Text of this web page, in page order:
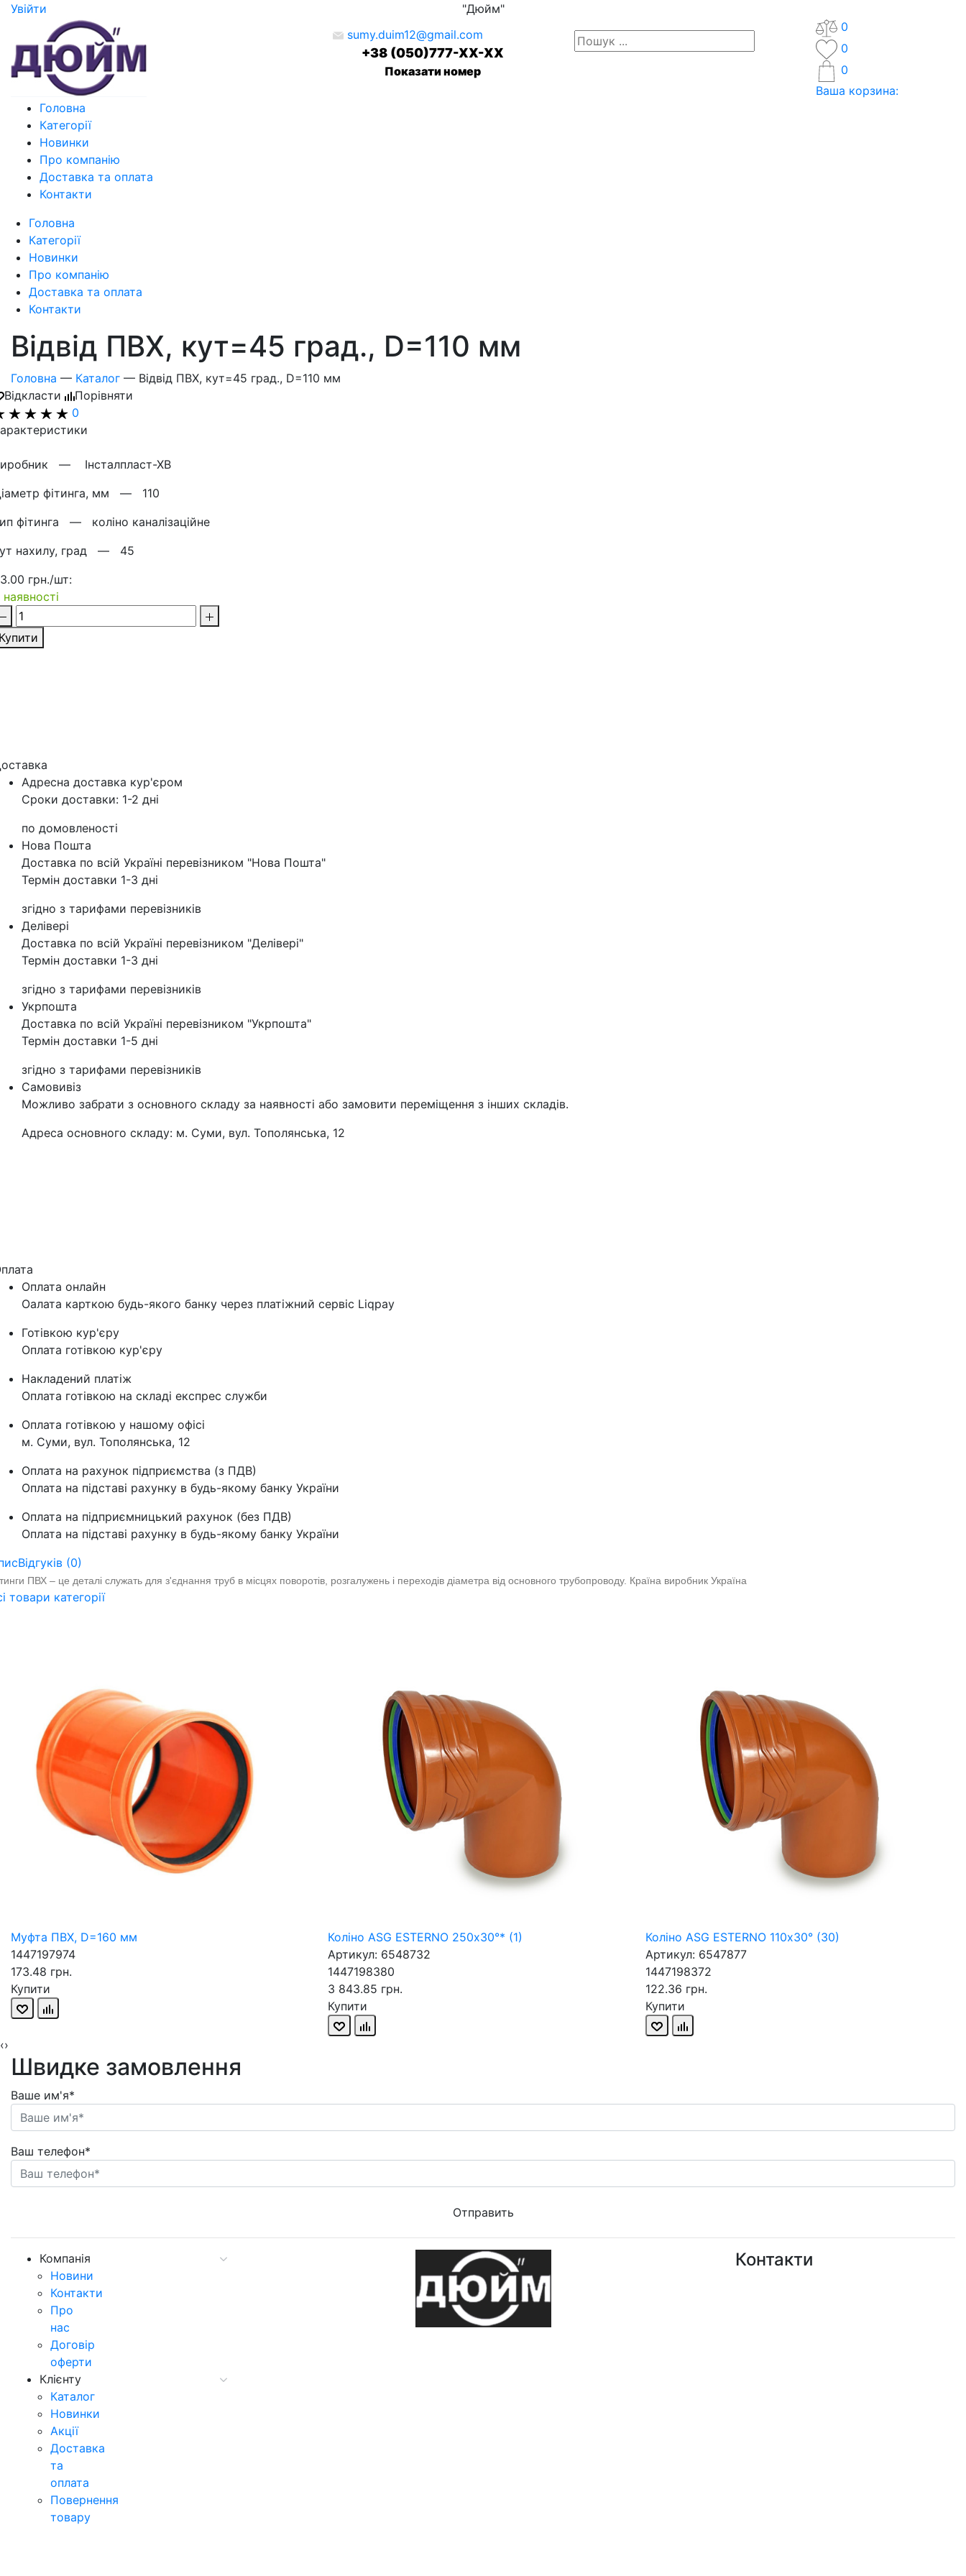
Увiйти
"Дюйм"
sumy.duim12@gmail.com
+38 (050)777-XX-XX
Показати номер
0
0
0
Ваша корзина:
Головна
Категорії
Новинки
Про компанію
Доставка та оплата
Контакти
Головна
Категорії
Новинки
Про компанію
Доставка та оплата
Контакти
Відвід ПВХ, кут=45 град., D=110 мм
Головна — Каталог — Відвід ПВХ, кут=45 град., D=110 мм
Відкласти
Порівняти
0
—
Інсталпласт-ХВ
фітинга, мм — 110
фітинга — коліно каналізаційне
нахилу, град — 45
грн./шт:
Адресна доставка кур'‎єром
Сроки доставки: 1-2 дні
по домовленості
Нова Пошта
Доставка по всій Україні перевізником "Нова Пошта"
Термін доставки 1-3 дні
згідно з тарифами перевізників
Делівері
Доставка по всій Україні перевізником "Делівері"
Термін доставки 1-3 дні
згідно з тарифами перевізників
Укрпошта
Доставка по всій Україні перевізником "Укрпошта"
Термін доставки 1-5 дні
згідно з тарифами перевізників
Самовивіз
Можливо забрати з основного складу за наявності або замовити переміщення з інших складів.
Адреса основного складу: м. Суми, вул. Тополянська, 12
Оплата онлайн
Оалата карткою будь-якого банку через платіжний сервіс Liqpay
Готівкою кур'єру
Оплата готівкою кур'єру
Накладений платіж
Оплата готівкою на складі експрес служби
Оплата готівкою у нашому офісі
м. Суми, вул. Тополянська, 12
Оплата на рахунок підприємства (з ПДВ)
Оплата на підставі рахунку в будь-якому банку України
Оплата на підприємницький рахунок (без ПДВ)
Оплата на підставі рахунку в будь-якому банку України
Відгуків (0)
ПВХ – це деталі служать для з'єднання труб в місцях поворотів, розгалужень і переходів діаметра від основного трубопроводу. Країна виробник Україна
товари категорії
Муфта ПВХ, D=160 мм
1447197974
173.48 грн.
Купити
Коліно ASG ESTERNO 250х30°* (1)
Артикул: 6548732
1447198380
3 843.85 грн.
Купити
Коліно ASG ESTERNO 110х30° (30)
Артикул: 6547877
1447198372
122.36 грн.
Купити
‹›
Швидке замовлення
Ваше им'я*
Ваш телефон*
Компанія
Новини
Контакти
Про
нас
Договір
оферти
Клієнту
Каталог
Новинки
Акції
Доставка
та
оплата
Повернення
товару
Контакти